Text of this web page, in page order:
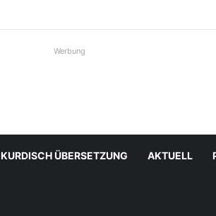
Werbung
KURDISCH ÜBERSETZUNG AKTUELL